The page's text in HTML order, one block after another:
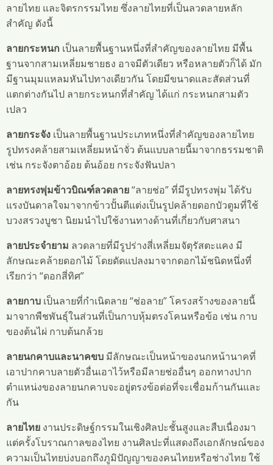
ลายไทย และจิตรกรรมไทย ซึ่งลายไทยที่เป็นลวดลายหลัก
สำคัญ ดังนี้
ลายกระหนก เป็นลายพื้นฐานหนึ่งที่สำคัญของลายไทย มีพื้น
ฐานจากสามเหลี่ยมชายธง อาจมีตัวเดียว หรือหลายตัวก็ได้ มัก
มีฐานมุมแหลมหันไปทางเดียวกัน โดยมีขนาดและสัดส่วนที่
แตกต่างกันไป ลายกระหนกที่สำคัญ ได้แก่ กระหนกสามตัว
เปลว
ลายกระจัง เป็นลายพื้นฐานประเภทหนึ่งที่สำคัญของลายไทย
รูปทรงคล้ายสามเหลี่ยมหน้าจั่ว ต้นแบบลายนี้มาจากธรรมชาติ
เช่น กระจังตาอ้อย ต้นอ้อย กระจังฟันปลา
ลายทรงพุ่มข้าวบิณฑ์ลวดลาย“ลายช่อ” ที่มีรูปทรงพุ่ม ได้รับ
แรงบันดาลใจมาจากข้าวปั้นตีแต่งเป็นรูปคล้ายดอกบัวตูมที่ใช้
บวงสรวงบูชา นิยมนำไปใช้งานทางด้านที่เกี่ยวกับศาสนา
ลายประจำยาม ลวดลายที่มีรูปร่างสี่เหลี่ยมจัตุรัสตะแคง มี
ลักษณะคล้ายดอกไม้ โดยดัดแปลงมาจากดอกไม้ชนิดหนึ่งที่
เรียกว่า “ดอกสี่ทิศ”
ลายกาบ เป็นลายที่กำเนิดลาย “ช่อลาย” โครงสร้างของลายนี้
มาจากพืชพันธุ์ในส่วนที่เป็นกาบหุ้มตรงโคนหรือข้อ เช่น กาบ
ของต้นไผ่ กาบต้นกล้วย
ลายนกคาบและนาคขบ มีลักษณะเป็นหน้าของนกหน้านาคที่
เอาปากคาบลายตัวอื่นเอาไว้หรือมีลายช่ออื่นๆ ออกทางปาก
ตำแหน่งของลายนกคาบจะอยู่ตรงข้อต่อที่จะเชื่อมก้านกันและ
กัน
ลายไทย งานประดิษฐ์กรรมในเชิงศิลปะชั้นสูงและสืบเนื่องมา
แต่ครั้งโบราณกาลของไทย งานศิลปะที่แสดงถึงเอกลักษณ์ของ
ความเป็นไทยบ่งบอกถึงภูมิปัญญาของคนไทยหรือช่างไทย ใช้